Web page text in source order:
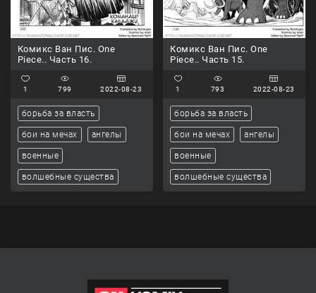
Комикс Ван Пис. One
Piece.. Часть 16.
1 799 2022-08-23
борьба за власть
бои на мечах ангелы
военные
волшебные существа
Комикс Ван Пис. One
Piece.. Часть 15.
1 793 2022-08-23
борьба за власть
бои на мечах ангелы
военные
волшебные существа